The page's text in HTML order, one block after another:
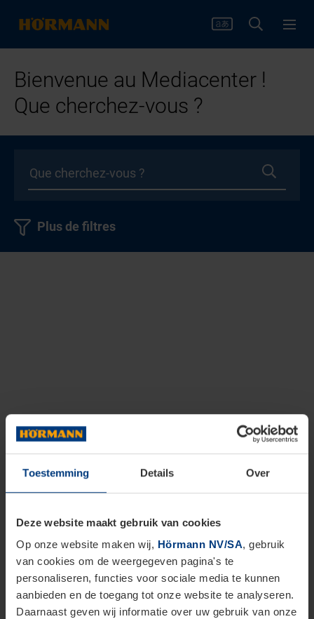
Toestemming Details Over
Deze website maakt gebruik van cookies
Op onze website maken wij, Hörmann NV/SA, gebruik
van cookies om de weergegeven pagina's te
personaliseren, functies voor sociale media te kunnen
aanbieden en de toegang tot onze website te analyseren.
Daarnaast geven wij informatie over uw gebruik van onze
Bienvenue au Mediacenter !
Que cherchez-vous ?
Plus de filtres